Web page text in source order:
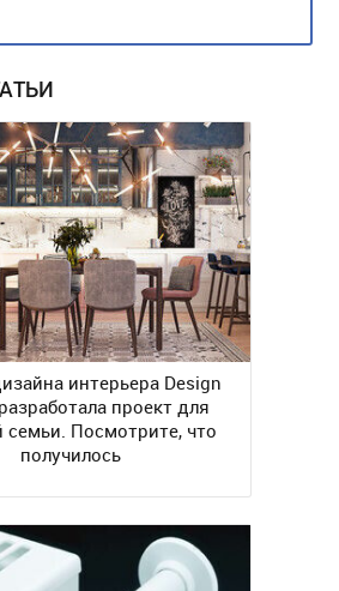
интерьера Design
проект для
семьи. Посмотрите, что
получилось